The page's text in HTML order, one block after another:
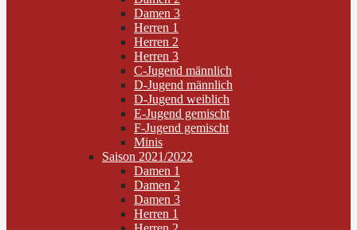
Damen 3
Herren 1
Herren 2
Herren 3
C-Jugend männlich
D-Jugend männlich
D-Jugend weiblich
E-Jugend gemischt
F-Jugend gemischt
Minis
Saison 2021/2022
Damen 1
Damen 2
Damen 3
Herren 1